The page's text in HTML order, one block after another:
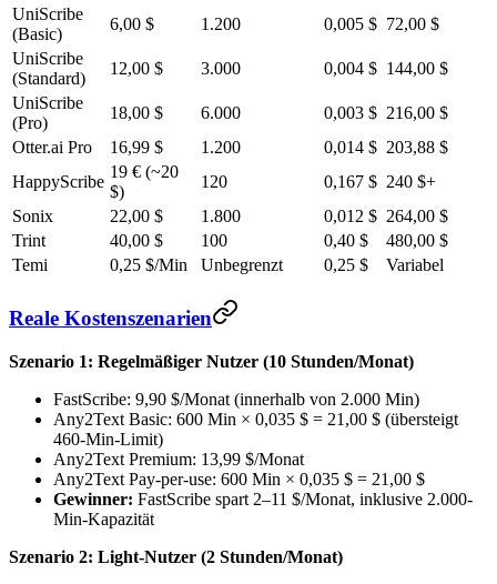
UniScribe
(Basic)
6,00 $ 1.200 0,005 $ 72,00 $
UniScribe
(Standard)
12,00 $ 3.000 0,004 $ 144,00 $
UniScribe
(Pro)
18,00 $ 6.000 0,003 $ 216,00 $
Otter.ai Pro
16,99 $ 1.200 0,014 $ 203,88 $
HappyScribe
19 € (~20
$)
120 0,167 $ 240 $+
Sonix
22,00 $ 1.800 0,012 $ 264,00 $
Trint
40,00 $ 100 0,40 $
480,00 $
Temi
0,25 $/Min Unbegrenzt 0,25 $ Variabel
Reale Kostenszenarien
Szenario 1: Regelmäßiger Nutzer (10 Stunden/Monat)
FastScribe: 9,90 $/Monat (innerhalb von 2.000 Min)
Any2Text Basic: 600 Min × 0,035 $ = 21,00 $ (übersteigt
460-Min-Limit)
Any2Text Premium: 13,99 $/Monat
Any2Text Pay-per-use: 600 Min × 0,035 $ = 21,00 $
Gewinner: FastScribe spart 2–11 $/Monat, inklusive 2.000-
Min-Kapazität
Szenario 2: Light-Nutzer (2 Stunden/Monat)